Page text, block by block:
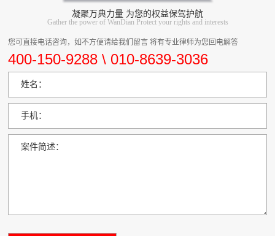
凝聚万典力量 为您的权益保驾护航
Gather the power of WanDian Protect your rights and interests
您可直接电话咨询，如不方便请给我们留言 将有专业律师为您回电解答
400-150-9288 \ 010-8639-3036
姓名：
手机：
案件简述：